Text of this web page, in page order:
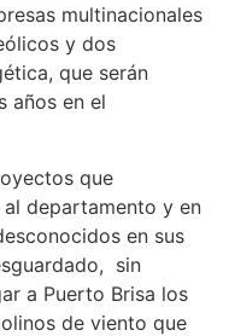
multinacionales
y dos
que serán
años en el
que
departamento y en
en sus
sin
a Puerto Brisa los
de viento que